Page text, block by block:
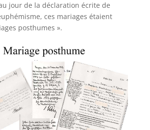
jour de la déclaration écrite de
ces mariages étaient
posthumes ».